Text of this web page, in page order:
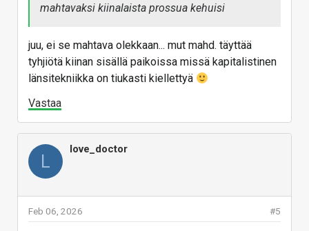
mahtavaksi kiinalaista prossua kehuisi
juu, ei se mahtava olekkaan... mut mahd. täyttää
tyhjiötä kiinan sisällä paikoissa missä kapitalistinen
länsitekniikka on tiukasti kiellettyä
Vastaa
L
love_doctor
#5
Feb 06, 2026